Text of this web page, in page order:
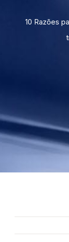
10 Razões